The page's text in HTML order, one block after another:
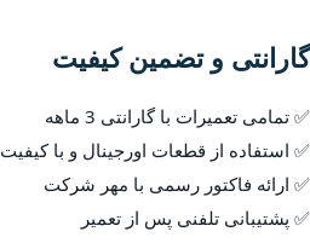
گارانتی و تضمین کیفیت
✅ تمامی تعمیرات با گارانتی 3 ماهه
✅ استفاده از قطعات اورجینال و با کیفیت
✅ ارائه فاکتور رسمی با مهر شرکت
✅ پشتیبانی تلفنی پس از تعمیر